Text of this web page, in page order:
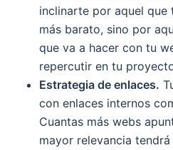
inclinarte por aquel que
más barato, sino por
que va a hacer con tu
repercutir en tu
Estrategia de enlaces.
con enlaces internos
Cuantas más webs
mayor relevancia